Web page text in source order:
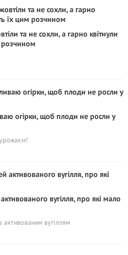
та не сохли, а гарно квітнули
розчином
огірки, щоб плоди не росли у
вугілля, про які мало
активованим вугіллям